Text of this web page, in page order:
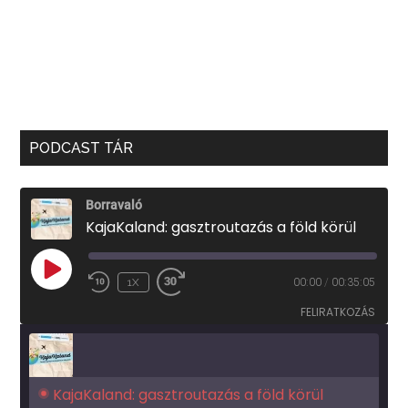
PODCAST TÁR
Borravaló
KajaKaland: gasztroutazás a föld körül
PLAY
EPISODE
1X 00:00 / 00:35:05
FELIRATKOZÁS
KajaKaland: gasztroutazás a föld körül